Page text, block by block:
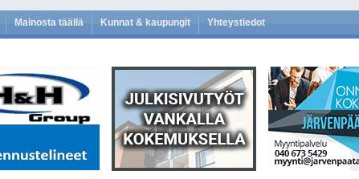
Mainosta täällä Kunnat & kaupungit Yhteystiedot